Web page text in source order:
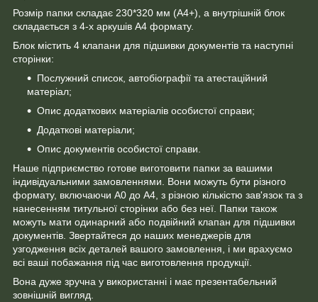
Розмір папки складає 230*320 мм (А4+), а внутрішній блок
складається з 4-х аркушів А4 формату.
Блок містить 4 клапани для підшивки документів та наступні
сторінки:
Послужний список, автобіографії та атестаційний
матеріал;
Опис додаткових матеріалів особистої справи;
Додаткові матеріали;
Опис документів особистої справи.
Наше підприємство готове виготовити папки за вашими
індивідуальними замовленнями. Вони можуть бути різного
формату, включаючи А0 до А4, з різною кількістю зав'язок та з
нанесенням титульної сторінки або без неї. Папки також
можуть мати одинарний або подвійний клапан для підшивки
документів. Звертайтеся до наших менеджерів для
узгодження всіх деталей вашого замовлення, і ми врахуємо
всі ваші побажання під час виготовлення продукції.
Вона дуже зручна у використанні і має презентабельний
зовнішній вигляд.